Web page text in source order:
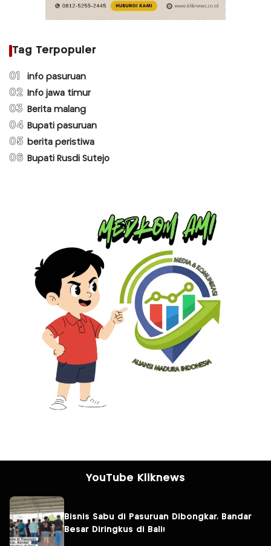
Tag Terpopuler
01 info pasuruan
02 Info jawa timur
03 Berita malang
04 Bupati pasuruan
05 berita peristiwa
06 Bupati Rusdi Sutejo
YouTube Kliknews
Bisnis Sabu di Pasuruan Dibongkar, Bandar
Besar Diringkus di Bali!